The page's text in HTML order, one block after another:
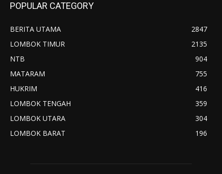
POPULAR CATEGORY
BERITA UTAMA
2847
LOMBOK TIMUR
2135
NTB
904
MATARAM
755
HUKRIM
416
LOMBOK TENGAH
359
LOMBOK UTARA
304
LOMBOK BARAT
196